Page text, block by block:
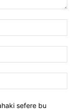
sefere bu